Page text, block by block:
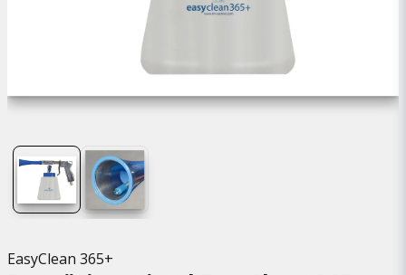
EasyClean 365+